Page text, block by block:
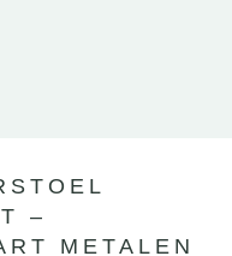
–
METALEN